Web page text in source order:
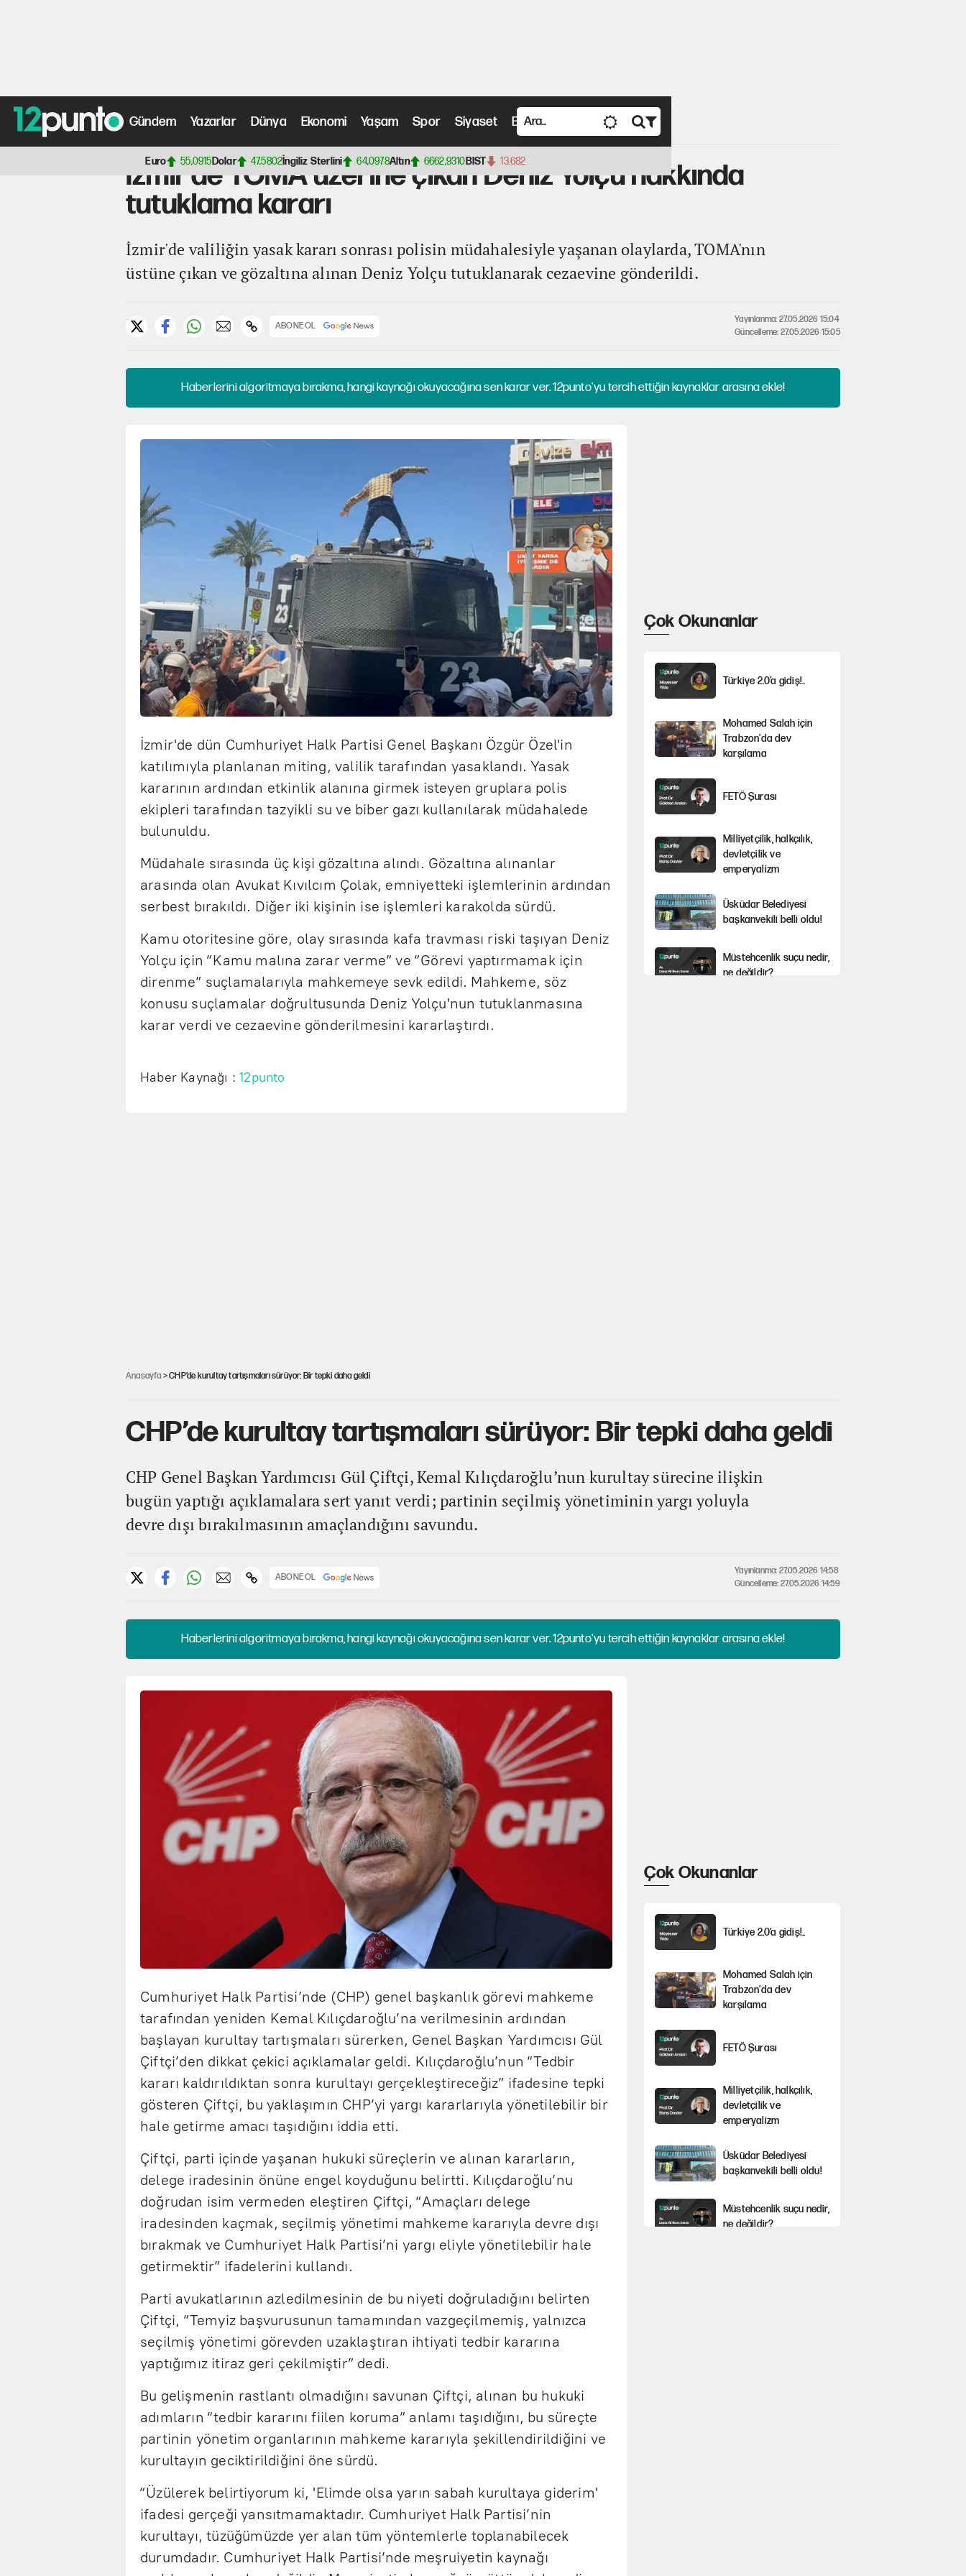
Gündem Yazarlar Dünya Ekonomi Yaşam Spor Siyaset Bilim ve Teknoloji Video
Euro 55,0915Dolar 47,5802İngiliz Sterlini 64,0978Altın 6662,9310BIST 13.682
Anasayfa>Gündem Haberleri> İzmir’de TOMA üzerine çıkan Deniz Yolçu hakkında tutuklama kararı
İzmir’de TOMA üzerine çıkan Deniz Yolçu hakkında
tutuklama kararı
İzmir'de valiliğin yasak kararı sonrası polisin müdahalesiyle yaşanan olaylarda, TOMA'nın
üstüne çıkan ve gözaltına alınan Deniz Yolçu tutuklanarak cezaevine gönderildi.
ABONE OL
Yayınlanma: 27.05.2026 15:04
Güncelleme: 27.05.2026 15:05
Haberlerini algoritmaya bırakma, hangi kaynağı okuyacağına sen karar ver. 12punto'yu tercih ettiğin kaynaklar arasına ekle!
İzmir'de dün Cumhuriyet Halk Partisi Genel Başkanı Özgür Özel'in
katılımıyla planlanan miting, valilik tarafından yasaklandı. Yasak
kararının ardından etkinlik alanına girmek isteyen gruplara polis
ekipleri tarafından tazyikli su ve biber gazı kullanılarak müdahalede
bulunuldu.
Müdahale sırasında üç kişi gözaltına alındı. Gözaltına alınanlar
arasında olan Avukat Kıvılcım Çolak, emniyetteki işlemlerinin ardından
serbest bırakıldı. Diğer iki kişinin ise işlemleri karakolda sürdü.
Kamu otoritesine göre, olay sırasında kafa travması riski taşıyan Deniz
Yolçu için “Kamu malına zarar verme” ve “Görevi yaptırmamak için
direnme” suçlamalarıyla mahkemeye sevk edildi. Mahkeme, söz
konusu suçlamalar doğrultusunda Deniz Yolçu'nun tutuklanmasına
karar verdi ve cezaevine gönderilmesini kararlaştırdı.
Haber Kaynağı :12punto
Çok Okunanlar
Türkiye 2.0’a gidiş!..
Mohamed Salah için
Trabzon'da dev
karşılama
FETÖ Şurası
Milliyetçilik, halkçılık,
devletçilik ve
emperyalizm
Üsküdar Belediyesi
başkanvekili belli oldu!
Müstehcenlik suçu nedir,
ne değildir?
Anasayfa > CHP’de kurultay tartışmaları sürüyor: Bir tepki daha geldi
CHP’de kurultay tartışmaları sürüyor: Bir tepki daha geldi
CHP Genel Başkan Yardımcısı Gül Çiftçi, Kemal Kılıçdaroğlu’nun kurultay sürecine ilişkin
bugün yaptığı açıklamalara sert yanıt verdi; partinin seçilmiş yönetiminin yargı yoluyla
devre dışı bırakılmasının amaçlandığını savundu.
ABONE OL
Yayınlanma: 27.05.2026 14:58
Güncelleme: 27.05.2026 14:59
Haberlerini algoritmaya bırakma, hangi kaynağı okuyacağına sen karar ver. 12punto'yu tercih ettiğin kaynaklar arasına ekle!
Cumhuriyet Halk Partisi’nde (CHP) genel başkanlık görevi mahkeme
tarafından yeniden Kemal Kılıçdaroğlu’na verilmesinin ardından
başlayan kurultay tartışmaları sürerken, Genel Başkan Yardımcısı Gül
Çiftçi’den dikkat çekici açıklamalar geldi. Kılıçdaroğlu’nun “Tedbir
kararı kaldırıldıktan sonra kurultayı gerçekleştireceğiz” ifadesine tepki
gösteren Çiftçi, bu yaklaşımın CHP’yi yargı kararlarıyla yönetilebilir bir
hale getirme amacı taşıdığını iddia etti.
Çiftçi, parti içinde yaşanan hukuki süreçlerin ve alınan kararların,
delege iradesinin önüne engel koyduğunu belirtti. Kılıçdaroğlu’nu
doğrudan isim vermeden eleştiren Çiftçi, “Amaçları delege
iradesinden kaçmak, seçilmiş yönetimi mahkeme kararıyla devre dışı
bırakmak ve Cumhuriyet Halk Partisi’ni yargı eliyle yönetilebilir hale
getirmektir” ifadelerini kullandı.
Parti avukatlarının azledilmesinin de bu niyeti doğruladığını belirten
Çiftçi, “Temyiz başvurusunun tamamından vazgeçilmemiş, yalnızca
seçilmiş yönetimi görevden uzaklaştıran ihtiyati tedbir kararına
yaptığımız itiraz geri çekilmiştir” dedi.
Bu gelişmenin rastlantı olmadığını savunan Çiftçi, alınan bu hukuki
adımların “tedbir kararını fiilen koruma” anlamı taşıdığını, bu süreçte
partinin yönetim organlarının mahkeme kararıyla şekillendirildiğini ve
kurultayın geciktirildiğini öne sürdü.
“Üzülerek belirtiyorum ki, 'Elimde olsa yarın sabah kurultaya giderim'
ifadesi gerçeği yansıtmamaktadır. Cumhuriyet Halk Partisi’nin
kurultayı, tüzüğümüzde yer alan tüm yöntemlerle toplanabilecek
durumdadır. Cumhuriyet Halk Partisi’nde meşruiyetin kaynağı
Çok Okunanlar
Türkiye 2.0’a gidiş!..
Mohamed Salah için
Trabzon'da dev
karşılama
FETÖ Şurası
Milliyetçilik, halkçılık,
devletçilik ve
emperyalizm
Üsküdar Belediyesi
başkanvekili belli oldu!
Müstehcenlik suçu nedir,
ne değildir?